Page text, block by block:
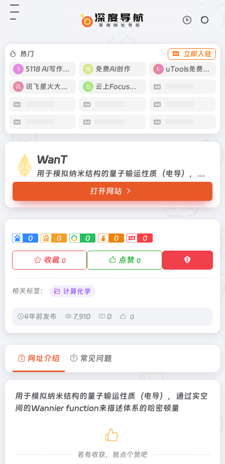
热门
立即入驻
5118 AI写作工具
免费AI创作 uTools免费工具箱
讯飞星火大模型 云上Focus接码
WanT
用于模拟纳米结构的量子输运性质（电导），通过实空间的Wannier function来描述体系的哈密顿量
打开网站
0 0 0 0 0
收藏 0 点赞 0
相关标签： 计算化学
4年前发布 7,910 0 0
（电导），通过实空间的Wannier
function来描述体系的哈密顿量
网址介绍 常见问题
用于模拟纳米结构的量子输运性质（电导），通过实空
间的Wannier function来描述体系的哈密顿量
若有收获，就点个赞吧